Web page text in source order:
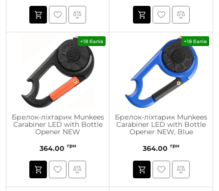
+18 балів
Брелок-ліхтарик Munkees
Carabiner LED with Bottle
Opener NEW
364.00 грн
+18 балів
Брелок-ліхтарик Munkees
Carabiner LED with Bottle
Opener NEW, Blue
364.00 грн